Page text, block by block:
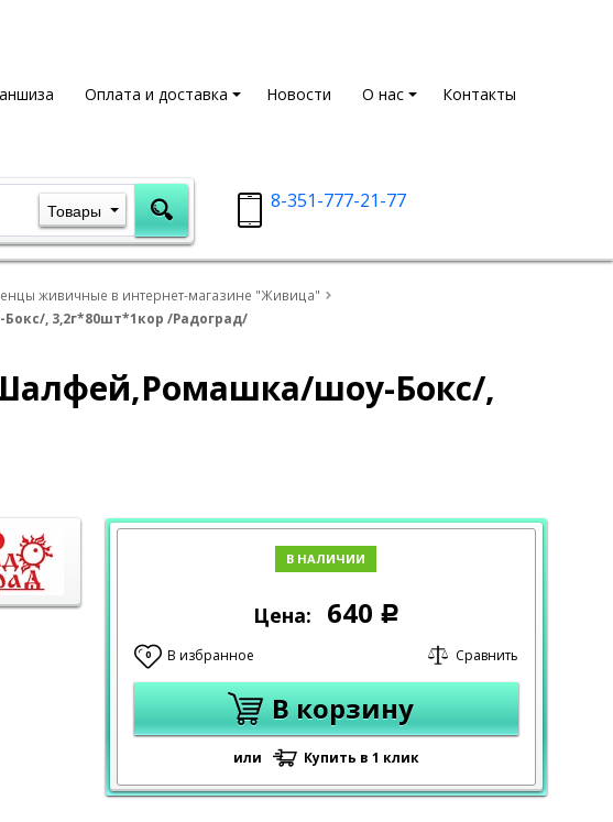
Оплата и доставка Новости О нас Контакты
8-351-777-21-77
Товары
живичные в интернет-магазине "Живица"
, 3,2г*80шт*1кор /Радоград/
шоу-Бокс/,
В НАЛИЧИИ
Цена: 640 Р
0 В избранное Сравнить
В корзину
или Купить в 1 клик